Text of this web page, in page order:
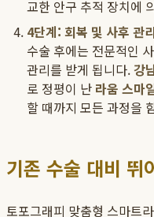
교한 안구 추적 장치에
4단계: 회복 및 사후 관
수술 후에는 전문적인
관리를 받게 됩니다. 강
로 정평이 난 라움 스마
할 때까지 모든 과정을
기존 수술 대비 뛰
토포그래피 맞춤형 스마트